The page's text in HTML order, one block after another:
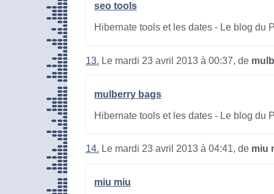
seo tools
Hibernate tools et les dates - Le blog du
13. Le mardi 23 avril 2013 à 00:37, de
mulberry bags
Hibernate tools et les dates - Le blog du
14. Le mardi 23 avril 2013 à 04:41, de miu
miu miu